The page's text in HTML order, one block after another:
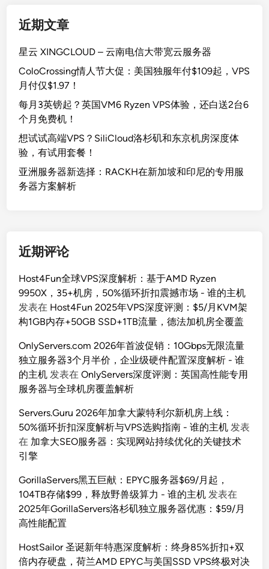
近期文章
星云 XINGCLOUD – 云南电信大带宽云服务器
ColoCrossing情人节大促：美国独服年付$109起，VPS
月付仅$1.97！
每月3英镑起？英国VM6 Ryzen VPS体验，还白送2台6
个月免费机！
想试试高端VPS？SiliCloud洛杉矶和东京机房深度体
验，有试用套餐！
亚洲服务器新选择：RACKH在新加坡和印尼的专用服
务器方案解析
近期评论
Host4Fun全球VPS深度解析：基于AMD Ryzen
9950X，35+机房，50%循环折扣震撼市场 - 谁的主机
发表在 Host4Fun 2025年VPS深度评测：$5/月KVM架
构1GB内存+50GB SSD+1TB流量，德法加机房全覆盖
OnlyServers.com 2026年首波促销：10Gbps无限流量
独立服务器3个月半价，企业级硬件配置深度解析 - 谁
的主机 发表在OnlyServers深度评测：英国高性能专用
服务器与全球机房覆盖解析
Servers.Guru 2026年加拿大蒙特利尔新机房上线：
50%循环折扣深度解析与VPS选购指南 - 谁的主机 发表
在 加拿大SEO服务器：实现网站持续优化的关键技术
引擎
GorillaServers黑五巨献：EPYC服务器$69/月起，
104TB存储$99，释放野兽级算力 - 谁的主机 发表在
2025年GorillaServers洛杉矶独立服务器优惠：$59/月
高性能配置
HostSailor 圣诞新年特惠深度解析：终身85%折扣+双
倍内存硬盘，荷兰AMD EPYC与美国SSD VPS终极对决